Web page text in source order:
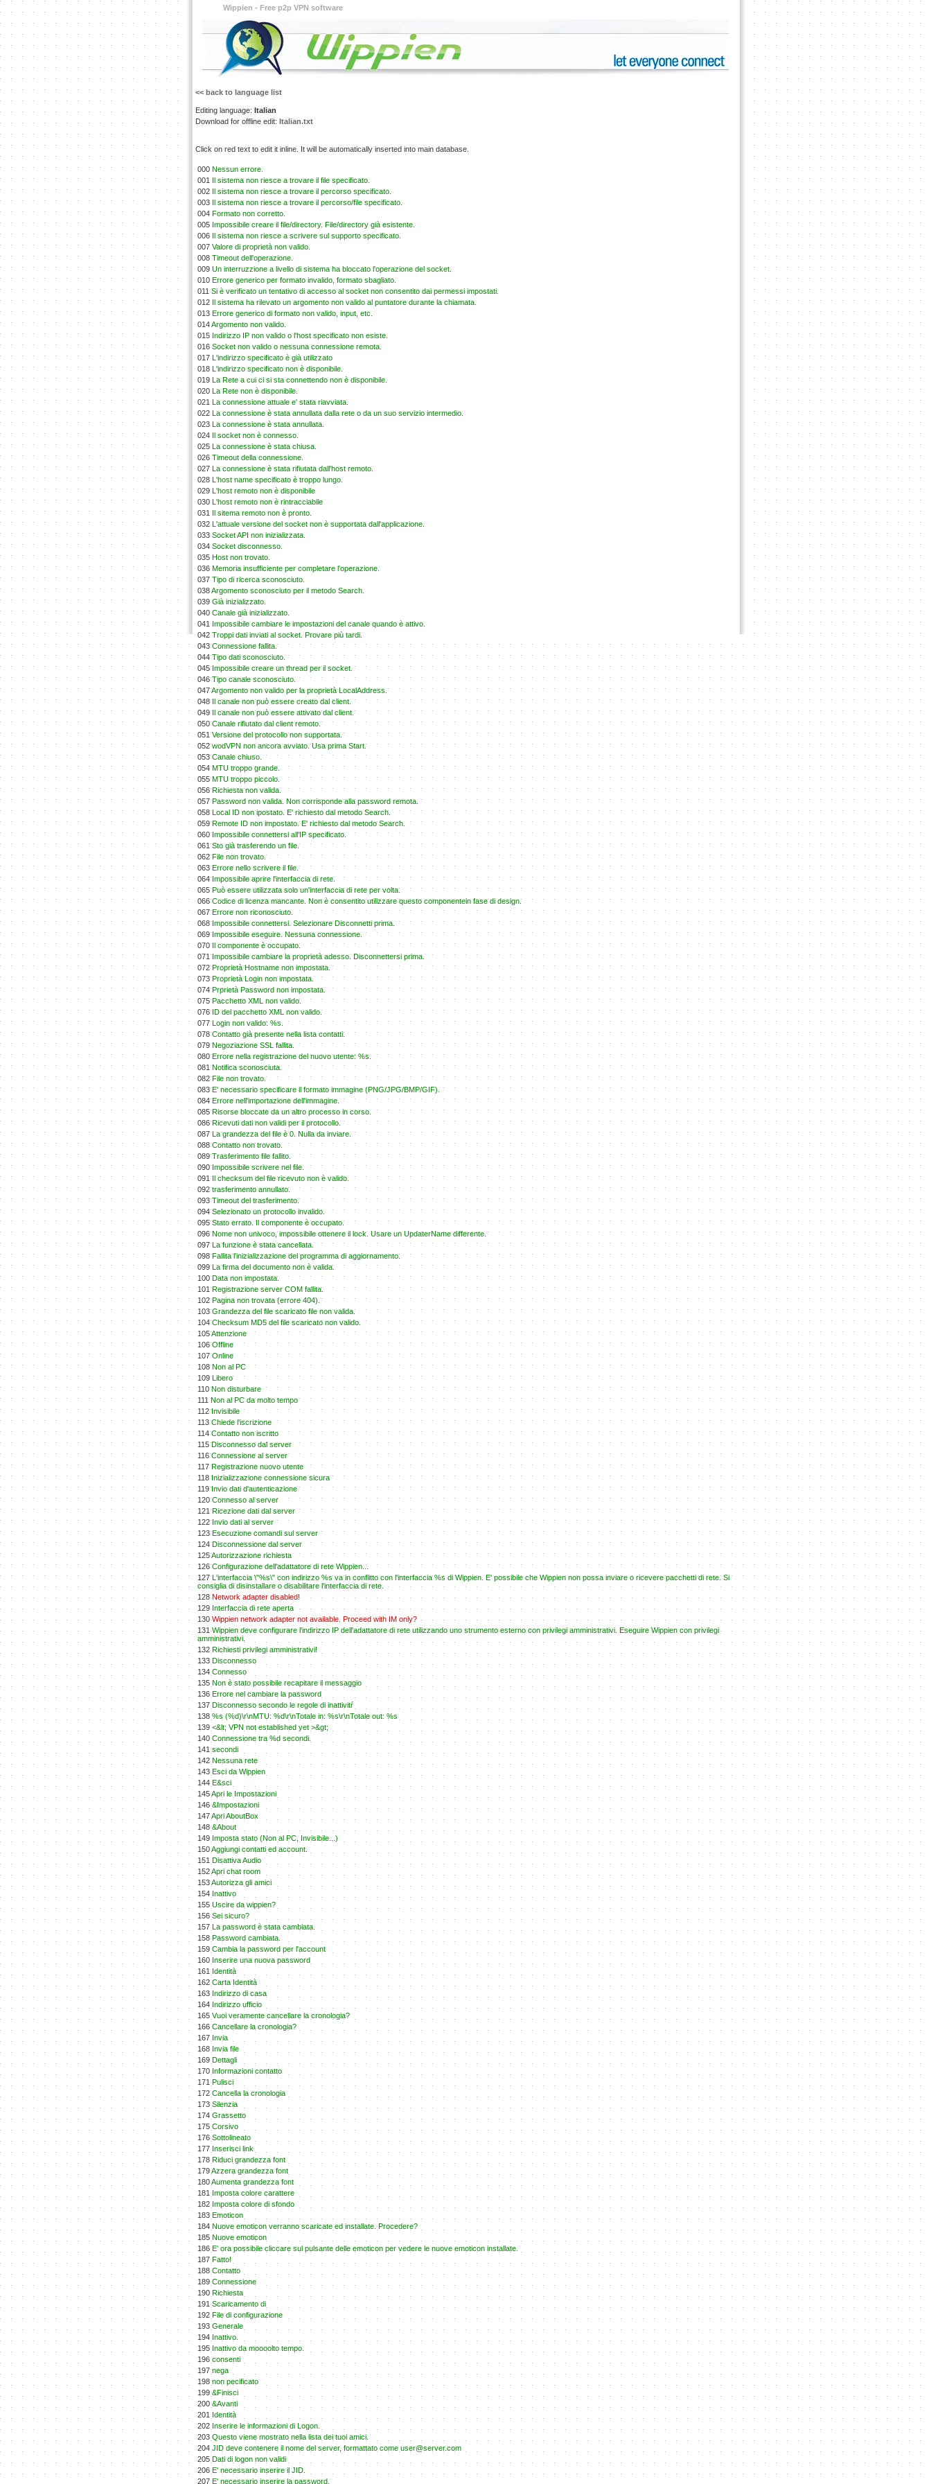
Wippien - Free p2p VPN software
<< back to language list
Editing language: Italian
Download for offline edit: Italian.txt
Click on red text to edit it inline. It will be automatically inserted into main database.
000 Nessun errore.
001 Il sistema non riesce a trovare il file specificato.
002 Il sistema non riesce a trovare il percorso specificato.
003 Il sistema non riesce a trovare il percorso/file specificato.
004 Formato non corretto.
005 Impossibile creare il file/directory. File/directory già esistente.
006 Il sistema non riesce a scrivere sul supporto specificato.
007 Valore di proprietà non valido.
008 Timeout dell'operazione.
009 Un interruzzione a livello di sistema ha bloccato l'operazione del socket.
010 Errore generico per formato invalido, formato sbagliato.
011 Si è verificato un tentativo di accesso al socket non consentito dai permessi impostati.
012 Il sistema ha rilevato un argomento non valido al puntatore durante la chiamata.
013 Errore generico di formato non valido, input, etc.
014Argomento non valido.
015 Indirizzo IP non valido o l'host specificato non esiste.
016 Socket non valido o nessuna connessione remota.
017 L'indirizzo specificato è già utilizzato
018 L'indirizzo specificato non è disponibile.
019 La Rete a cui ci si sta connettendo non è disponibile.
020 La Rete non è disponibile.
021 La connessione attuale e' stata riavviata.
022 La connessione è stata annullata dalla rete o da un suo servizio intermedio.
023 La connessione è stata annullata.
024 Il socket non è connesso.
025 La connessione è stata chiusa.
026 Timeout della connessione.
027 La connessione è stata rifiutata dall'host remoto.
028 L'host name specificato è troppo lungo.
029 L'host remoto non è disponibile
030 L'host remoto non è rintracciabile
031 Il sitema remoto non è pronto.
032 L'attuale versione del socket non è supportata dall'applicazione.
033 Socket API non inizializzata.
034 Socket disconnesso.
035 Host non trovato.
036 Memoria insufficiente per completare l'operazione.
037 Tipo di ricerca sconosciuto.
038Argomento sconosciuto per il metodo Search.
039 Già inizializzato.
040 Canale già inizializzato.
041 Impossibile cambiare le impostazioni del canale quando è attivo.
042 Troppi dati inviati al socket. Provare più tardi.
043Connessione fallita.
044Tipo dati sconosciuto.
045Impossibile creare un thread per il socket.
046Tipo canale sconosciuto.
047Argomento non valido per la proprietà LocalAddress.
048Il canale non può essere creato dal client.
049Il canale non può essere attivato dal client.
050Canale rifiutato dal client remoto.
051Versione del protocollo non supportata.
052wodVPN non ancora avviato. Usa prima Start.
053Canale chiuso.
054MTU troppo grande.
055MTU troppo piccolo.
056Richiesta non valida.
057Password non valida. Non corrisponde alla password remota.
058Local ID non ipostato. E' richiesto dal metodo Search.
059Remote ID non impostato. E' richiesto dal metodo Search.
060Impossibile connettersi all'IP specificato.
061Sto già trasferendo un file.
062File non trovato.
063Errore nello scrivere il file.
064Impossibile aprire l'interfaccia di rete.
065Può essere utilizzata solo un'interfaccia di rete per volta.
066Codice di licenza mancante. Non è consentito utilizzare questo componentein fase di design.
067Errore non riconosciuto.
068Impossibile connettersi. Selezionare Disconnetti prima.
069Impossibile eseguire. Nessuna connessione.
070Il componente è occupato.
071Impossibile cambiare la proprietà adesso. Disconnettersi prima.
072Proprietà Hostname non impostata.
073Proprietà Login non impostata.
074Prprietà Password non impostata.
075Pacchetto XML non valido.
076ID del pacchetto XML non valido.
077Login non valido: %s.
078Contatto già presente nella lista contatti.
079Negoziazione SSL fallita.
080Errore nella registrazione del nuovo utente: %s.
081Notifica sconosciuta.
082File non trovato.
083E' necessario specificare il formato immagine (PNG/JPG/BMP/GIF).
084Errore nell'importazione dell'immagine.
085Risorse bloccate da un altro processo in corso.
086Ricevuti dati non validi per il protocollo.
087La grandezza del file è 0. Nulla da inviare.
088Contatto non trovato.
089Trasferimento file fallito.
090Impossibile scrivere nel file.
091Il checksum del file ricevuto non è valido.
092trasferimento annullato.
093Timeout del trasferimento.
094Selezionato un protocollo invalido.
095Stato errato. Il componente è occupato.
096Nome non univoco, impossibile ottenere il lock. Usare un UpdaterName differente.
097La funzione è stata cancellata.
098Fallita l'inizializzazione del programma di aggiornamento.
099La firma del documento non è valida.
100Data non impostata.
101Registrazione server COM fallita.
102Pagina non trovata (errore 404).
103Grandezza del file scaricato file non valida.
104Checksum MD5 del file scaricato non valido.
105Attenzione
106Offline
107Online
108Non al PC
109Libero
110Non disturbare
111 Non al PC da molto tempo
112Invisibile
113Chiede l'iscrizione
114Contatto non iscritto
115Disconnesso dal server
116Connessione al server
117Registrazione nuovo utente
118Inizializzazione connessione sicura
119Invio dati d'autenticazione
120Connesso al server
121Ricezione dati dal server
122Invio dati al server
123Esecuzione comandi sul server
124Disconnessione dal server
125Autorizzazione richiesta
126Configurazione dell'adattatore di rete Wippien...
127L'interfaccia \"%s\" con indirizzo %s va in conflitto con l'interfaccia %s di Wippien. E' possibile che Wippien non possa inviare o ricevere pacchetti di rete. Si
consiglia di disinstallare o disabilitare l'interfaccia di rete.
128Network adapter disabled!
129Interfaccia di rete aperta
130Wippien network adapter not available. Proceed with IM only?
131Wippien deve configurare l'indirizzo IP dell'adattatore di rete utilizzando uno strumento esterno con privilegi amministrativi. Eseguire Wippien con privilegi
amministrativi.
132 Richiesti privilegi amministrativi!
133 Disconnesso
134 Connesso
135 Non è stato possibile recapitare il messaggio
136 Errore nel cambiare la password
137 Disconnesso secondo le regole di inattivitŕ
138 %s (%d)\r\nMTU: %d\r\nTotale in: %s\r\nTotale out: %s
139 <&lt; VPN not established yet >&gt;
140 Connessione tra %d secondi.
141 secondi
142 Nessuna rete
143 Esci da Wippien
144 E&sci
145Apri le Impostazioni
146 &Impostazioni
147Apri AboutBox
148 &About
149 Imposta stato (Non al PC, Invisibile...)
150Aggiungi contatti ed account.
151 Disattiva Audio
152Apri chat room
153Autorizza gli amici
154 Inattivo
155 Uscire da wippien?
156 Sei sicuro?
157 La password è stata cambiata.
158 Password cambiata.
159 Cambia la password per l'account
160 Inserire una nuova password
161 Identità
162 Carta Identità
163 Indirizzo di casa
164 Indirizzo ufficio
165 Vuoi veramente cancellare la cronologia?
166 Cancellare la cronologia?
167 Invia
168 Invia file
169 Dettagli
170 Informazioni contatto
171 Pulisci
172 Cancella la cronologia
173 Silenzia
174 Grassetto
175 Corsivo
176 Sottolineato
177 Inserisci link
178 Riduci grandezza font
179Azzera grandezza font
180Aumenta grandezza font
181 Imposta colore carattere
182 Imposta colore di sfondo
183 Emoticon
184 Nuove emoticon verranno scaricate ed installate. Procedere?
185 Nuove emoticon
186 E' ora possibile cliccare sul pulsante delle emoticon per vedere le nuove emoticon installate.
187 Fatto!
188 Contatto
189 Connessione
190 Richiesta
191 Scaricamento di
192 File di configurazione
193 Generale
194 Inattivo.
195 Inattivo da moooolto tempo.
196 consenti
197 nega
198 non pecificato
199 &Finisci
200 &Avanti
201 Identità
202 Inserire le informazioni di Logon.
203 Questo viene mostrato nella lista dei tuoi amici.
204 JID deve contenere il nome del server, formattato come user@server.com
205 Dati di logon non validi
206 E' necessario inserire il JID.
207 E' necessario inserire la password.